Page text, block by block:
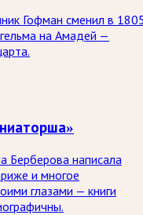
Гофман сменил в
на Амадей —
Берберова написала
и многое
глазами — книги